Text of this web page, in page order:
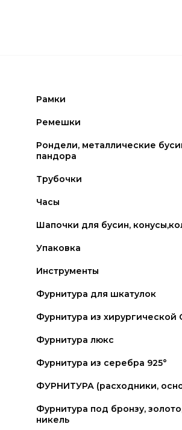
Рамки
Ремешки
Рондели, металлические
пандора
Трубочки
Часы
Шапочки для бусин,
Упаковка
Инструменты
Фурнитура для шкатулок
Фурнитура из хирургической
Фурнитура люкс
Фурнитура из серебра 925°
ФУРНИТУРА (расходники,
Фурнитура под бронзу,
никель